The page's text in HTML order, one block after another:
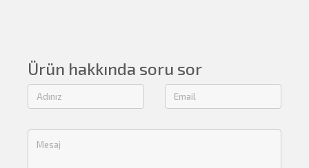
Ürün hakkında soru sor